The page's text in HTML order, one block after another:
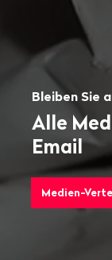
Bleiben Sie
Alle
Email
Medien-